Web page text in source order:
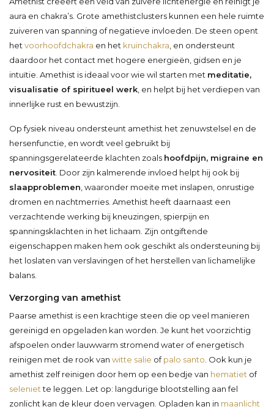
aura en chakra’s. Grote amethistclusters kunnen een hele ruimte
zuiveren van spanning of negatieve invloeden. De steen opent
het voorhoofdchakra en het kruinchakra , en ondersteunt
daardoor het contact met hogere energieën, gidsen en je
intuïtie. Amethist is ideaal voor wie wil starten met meditatie,
visualisatie of spiritueel werk , en helpt bij het verdiepen van
innerlijke rust en bewustzijn.
Op fysiek niveau ondersteunt amethist het zenuwstelsel en de
hersenfunctie, en wordt veel gebruikt bij
spanningsgerelateerde klachten zoals hoofdpijn, migraine en
nervositeit . Door zijn kalmerende invloed helpt hij ook bij
slaapproblemen , waaronder moeite met inslapen, onrustige
dromen en nachtmerries. Amethist heeft daarnaast een
verzachtende werking bij kneuzingen, spierpijn en
spanningsklachten in het lichaam. Zijn ontgiftende
eigenschappen maken hem ook geschikt als ondersteuning bij
het loslaten van verslavingen of het herstellen van lichamelijke
balans.
Verzorging van amethist
Paarse amethist is een krachtige steen die op veel manieren
gereinigd en opgeladen kan worden. Je kunt het voorzichtig
afspoelen onder lauwwarm stromend water of energetisch
reinigen met de rook van witte salie ofpalo santo . Ook kun je
amethist zelf reinigen door hem op een bedje van hematiet of
seleniette leggen. Let op: langdurige blootstelling aan fel
zonlicht kan de kleur doen vervagen. Opladen kan in maanlicht